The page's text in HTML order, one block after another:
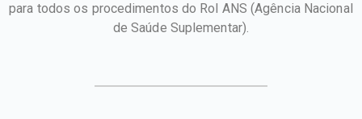
para todos os procedimentos do Rol ANS(Agência Nacional
de Saúde Suplementar).